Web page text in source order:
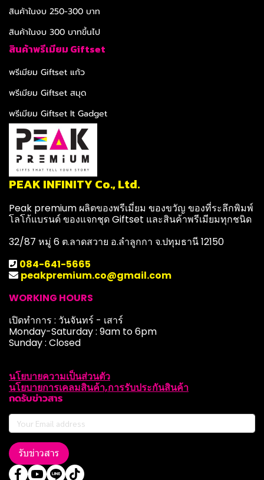
สินค้าในงบ 250-300 บาท
สินค้าในงบ 300 บาทขึ้นไป
สินค้าพรีเมียม Giftset
พรีเมียม Giftset แก้ว
พรีเมียม Giftset สมุด
พรีเมียม Giftset It Gadget
PEAK INFINITY Co., Ltd.
Peak premium ผลิตของพรีเมี่ยม ของขวัญ ของที่ระลึกพิมพ์
โลโก้แบรนด์ ของแจกชุด Giftset และสินค้าพรีเมียมทุกชนิด
32/87 หมู่ 6 ต.ลาดสวาย อ.ลำลูกกา จ.ปทุมธานี 12150
084-641-5665
peakpremium.co@gmail.com
WORKING HOURS
เปิดทำการ : วันจันทร์ - เสาร์
Monday-Saturday : 9am to 6pm
Sunday : Closed
นโยบายความเป็นส่วนตัว
นโยบายการเคลมสินค้า,การรับประกันสินค้า
กดรับข่าวสาร
รับข่าวสาร